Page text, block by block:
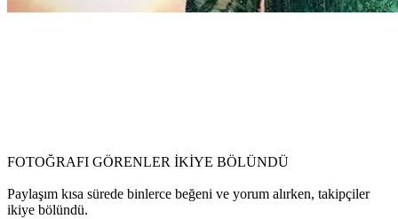
FOTOĞRAFI GÖRENLER İKİYE BÖLÜNDÜ
Paylaşım kısa sürede binlerce beğeni ve yorum alırken, takipçiler
ikiye bölündü.